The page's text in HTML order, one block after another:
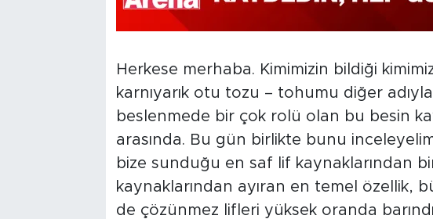
Herkese merhaba. Kimimizin bildiği
karnıyarık otu tozu – tohumu diğer adıyla
beslenmede bir çok rolü olan bu besin
arasında. Bu gün birlikte bunu
bize sunduğu en saf lif kaynaklarından
kaynaklarından ayıran en temel özellik,
de çözünmez lifleri yüksek oranda